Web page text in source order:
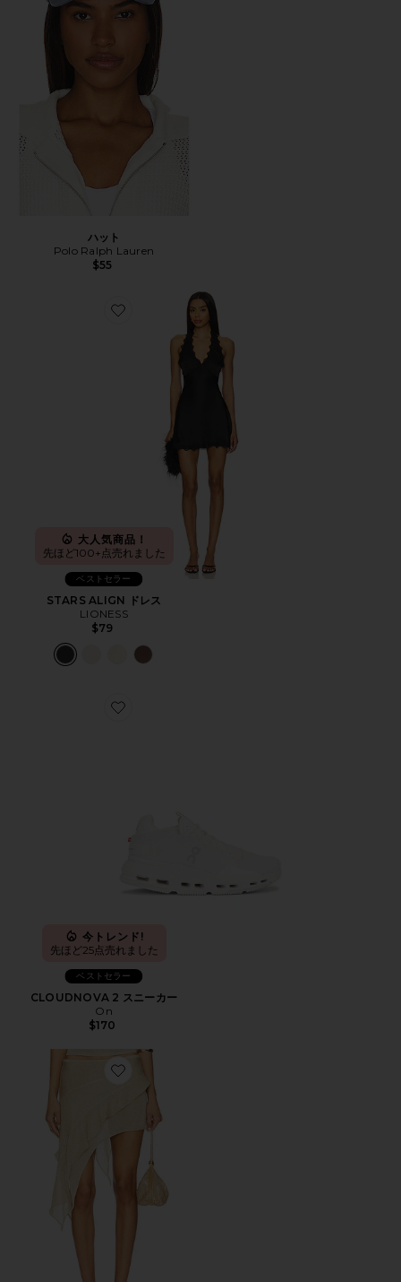
ハット
Polo Ralph Lauren
$55
Favorite STARS ALIGN ドレス
大人気商品！
先ほど100+点売れました
ベストセラー
STARS ALIGN ドレス
LIONESS
$79
Favorite CLOUDNOVA 2 スニーカー
今トレンド!
先ほど25点売れました
ベストセラー
CLOUDNOVA 2 スニーカー
On
$170
Favorite PALISADES スカート